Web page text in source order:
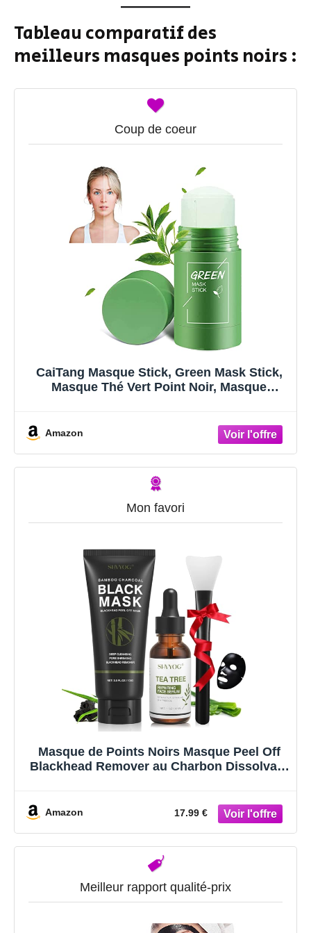
Tableau comparatif des
meilleurs masques points noirs :
Coup de coeur
CaiTang Masque Stick, Green Mask Stick,
Masque Thé Vert Point Noir, Masque
Thé Vert pour l’Acné Pores Shrink
Amazon
Mon favori
Masque de Points Noirs Masque Peel Off
Blackhead Remover au Charbon Dissolvant
Rétrécissement des Pores(100g+30ml)
Amazon 17.99 €
Meilleur rapport qualité-prix